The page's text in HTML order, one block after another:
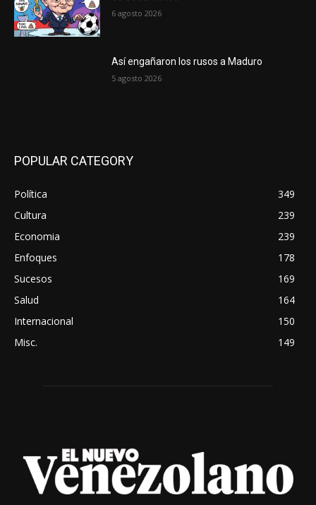
6 agosto 2026
Así engañaron los rusos a Maduro
5 agosto 2026
POPULAR CATEGORY
Política
349
Cultura
239
Economia
239
Enfoques
178
Sucesos
169
Salud
164
Internacional
150
Misc.
149